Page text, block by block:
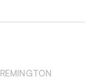
REMINGTON